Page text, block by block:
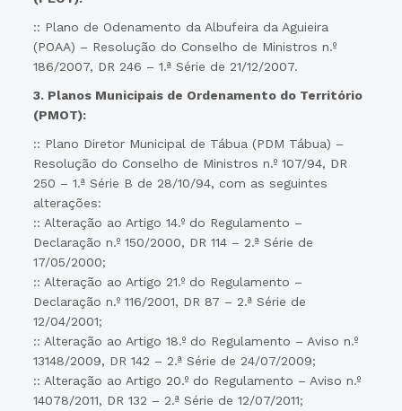
:: Plano de Odenamento da Albufeira da Aguieira
(POAA) – Resolução do Conselho de Ministros n.º
186/2007, DR 246 – 1.ª Série de 21/12/2007.
3. Planos Municipais de Ordenamento do Território
(PMOT):
:: Plano Diretor Municipal de Tábua (PDM Tábua) –
Resolução do Conselho de Ministros n.º 107/94, DR
250 – 1.ª Série B de 28/10/94, com as seguintes
alterações:
:: Alteração ao Artigo 14.º do Regulamento –
Declaração n.º 150/2000, DR 114 – 2.ª Série de
17/05/2000;
:: Alteração ao Artigo 21.º do Regulamento –
Declaração n.º 116/2001, DR 87 – 2.ª Série de
12/04/2001;
:: Alteração ao Artigo 18.º do Regulamento – Aviso n.º
13148/2009, DR 142 – 2.ª Série de 24/07/2009;
:: Alteração ao Artigo 20.º do Regulamento – Aviso n.º
14078/2011, DR 132 – 2.ª Série de 12/07/2011;